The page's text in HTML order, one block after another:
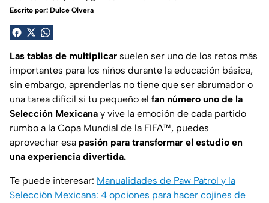
Escrito por: Dulce Olvera
Las tablas de multiplicar suelen ser uno de los retos más
importantes para los niños durante la educación básica,
sin embargo, aprenderlas no tiene que ser abrumador o
una tarea difícil si tu pequeño el fan número uno de la
Selección Mexicana y vive la emoción de cada partido
rumbo a la Copa Mundial de la FIFA™, puedes
aprovechar esa pasión para transformar el estudio en
una experiencia divertida.
Te puede interesar: Manualidades de Paw Patrol y la
Selección Mexicana: 4 opciones para hacer cojines de